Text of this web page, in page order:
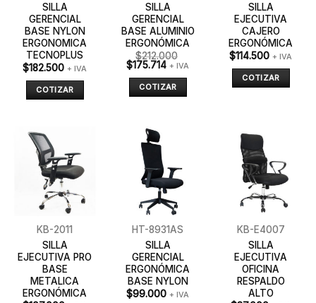
SILLA
GERENCIAL
BASE NYLON
ERGONOMICA
TECNOPLUS
$182.500 + IVA
COTIZAR
SILLA
GERENCIAL
BASE ALUMINIO
ERGONÓMICA
$212.000
$175.714 + IVA
COTIZAR
SILLA
EJECUTIVA
CAJERO
ERGONÓMICA
$114.500 + IVA
COTIZAR
KB-2011
SILLA
EJECUTIVA PRO
BASE
METALICA
ERGONÓMICA
HT-8931AS
SILLA
GERENCIAL
ERGONÓMICA
BASE NYLON
$99.000 + IVA
KB-E4007
SILLA
EJECUTIVA
OFICINA
RESPALDO
ALTO